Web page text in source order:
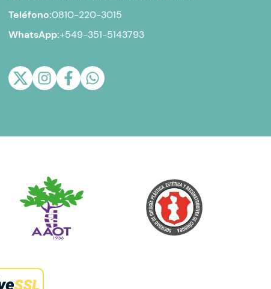
Teléfono:0810-220-3015
WhatsApp:+549-351-5143793